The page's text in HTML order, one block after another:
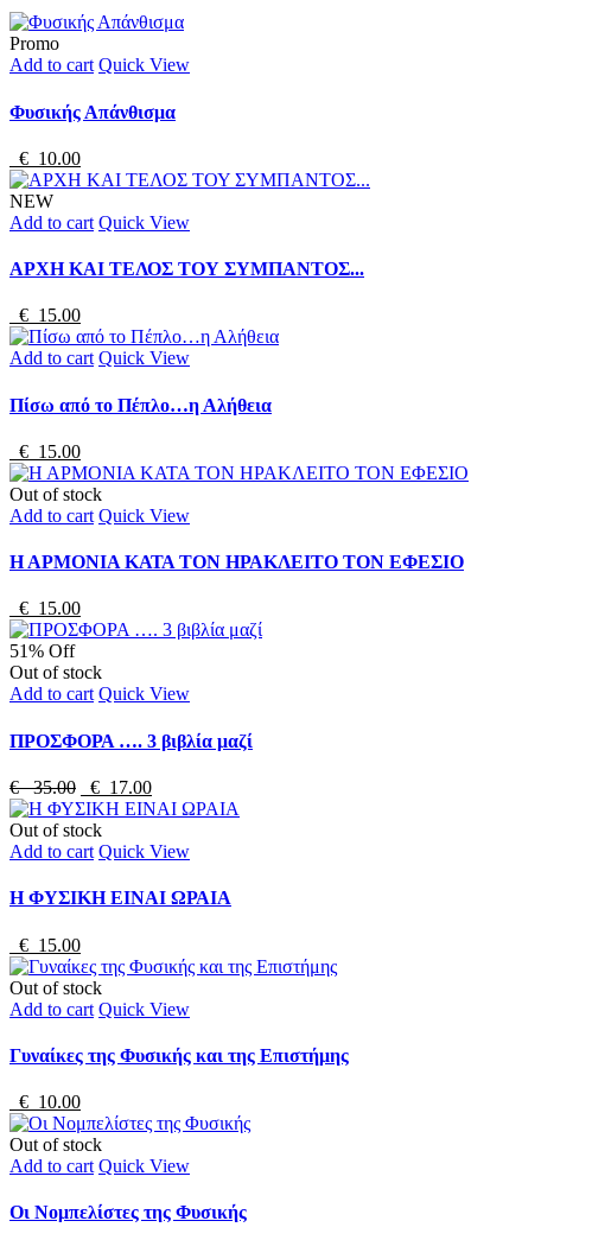
Promo
Add to cart Quick View
Φυσικής Απάνθισμα
€ 10.00
NEW
Add to cart Quick View
ΑΡΧΗ ΚΑΙ ΤΕΛΟΣ ΤΟΥ ΣΥΜΠΑΝΤΟΣ...
€ 15.00
Add to cart Quick View
Πίσω από το Πέπλο…η Αλήθεια
€ 15.00
Out of stock
Add to cart Quick View
Η ΑΡΜΟΝΙΑ ΚΑΤΑ ΤΟΝ ΗΡΑΚΛΕΙΤΟ ΤΟΝ ΕΦΕΣΙΟ
€ 15.00
51% Off
Out of stock
Add to cart Quick View
ΠΡΟΣΦΟΡΑ …. 3 βιβλία μαζί
€ 35.00 € 17.00
Out of stock
Add to cart Quick View
Η ΦΥΣΙΚΗ ΕΙΝΑΙ ΩΡΑΙΑ
€ 15.00
Out of stock
Add to cart Quick View
Γυναίκες της Φυσικής και της Επιστήμης
€ 10.00
Out of stock
Add to cart Quick View
Οι Νομπελίστες της Φυσικής